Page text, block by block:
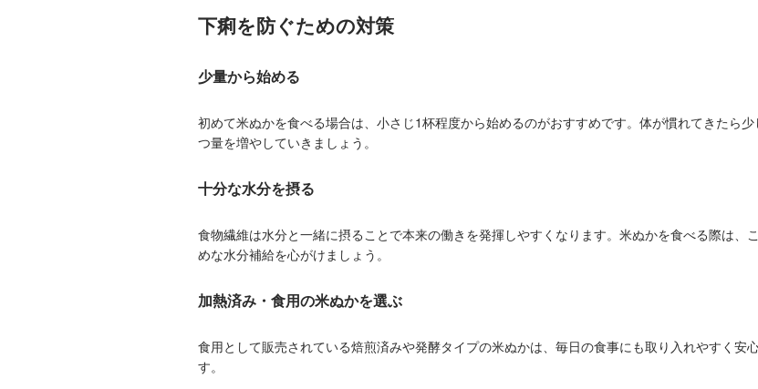
下痢を防ぐための対策
少量から始める
初めて米ぬかを食べる場合は、小さじ1杯程度から始めるのがおすすめです。体が慣れてきたら少
つ量を増やしていきましょう。
十分な水分を摂る
食物繊維は水分と一緒に摂ることで本来の働きを発揮しやすくなります。米ぬかを食べる際は、
めな水分補給を心がけましょう。
加熱済み・食用の米ぬかを選ぶ
食用として販売されている焙煎済みや発酵タイプの米ぬかは、毎日の食事にも取り入れやすく安
す。